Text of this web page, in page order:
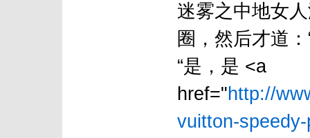
迷雾之中地女
圈，然后才道
“是，是 <a
href="http://
vuitton-